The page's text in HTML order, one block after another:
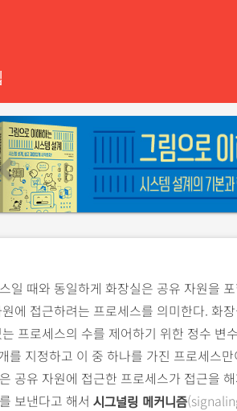
p
r
e
v
i
o
s일 때와 동일하게 화장실은 공유 자원을
에 접근하려는 프로세스를 의미한다. 화
프로세스의 수를 제어하기 위한 정수 변
를 지정하고 이 중 하나를 가진 프로세스
공유 자원에 접근한 프로세스가 접근을
보낸다고 해서 시그널링 메커니즘